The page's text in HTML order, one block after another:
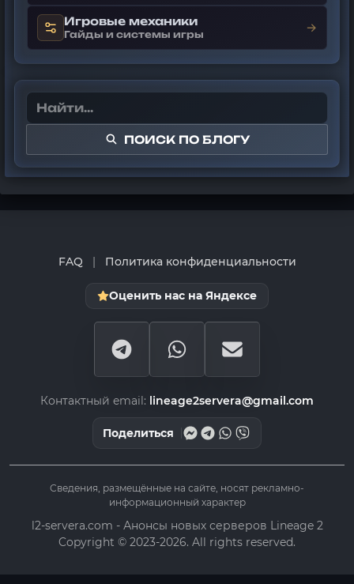
Игровые механики
Гайды и системы игры →
ПОИСК ПО БЛОГУ
FAQ | Политика конфиденциальности
Оценить нас на Яндексе
Контактный email: lineage2servera@gmail.com
Поделиться
Сведения, размещённые на сайте, носят рекламно-
информационный характер
l2-servera.com - Анонсы новых серверов Lineage 2
Copyright © 2023-2026. All rights reserved.